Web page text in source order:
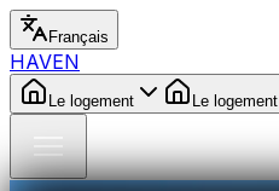
Français
HAVEN
Le logement Le logement